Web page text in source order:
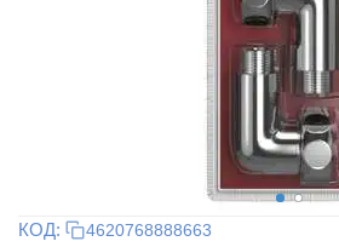
КОД: 4620768888663